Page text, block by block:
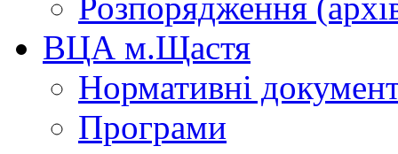
ВЦА м.Щастя
Нормативні
Програми